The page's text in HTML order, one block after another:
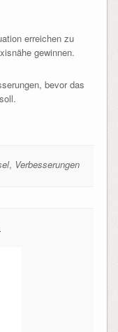
erreichen zu
gewinnen.
bevor das
, Verbesserungen